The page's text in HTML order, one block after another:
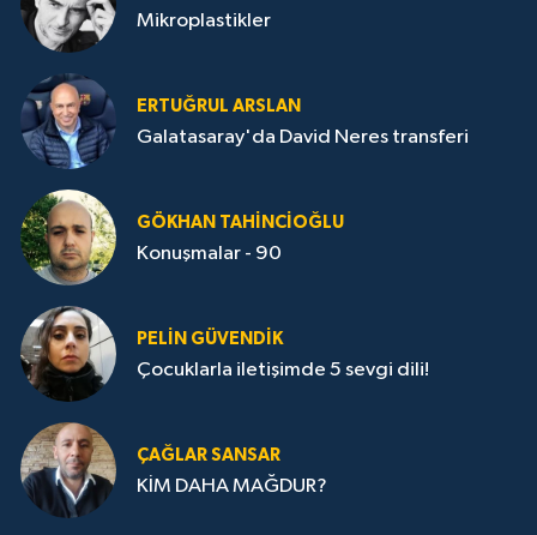
Mikroplastikler
ERTUĞRUL ARSLAN
Galatasaray'da David Neres transferi
GÖKHAN TAHINCIOĞLU
Konuşmalar - 90
PELIN GÜVENDIK
Çocuklarla iletişimde 5 sevgi dili!
ÇAĞLAR SANSAR
KİM DAHA MAĞDUR?